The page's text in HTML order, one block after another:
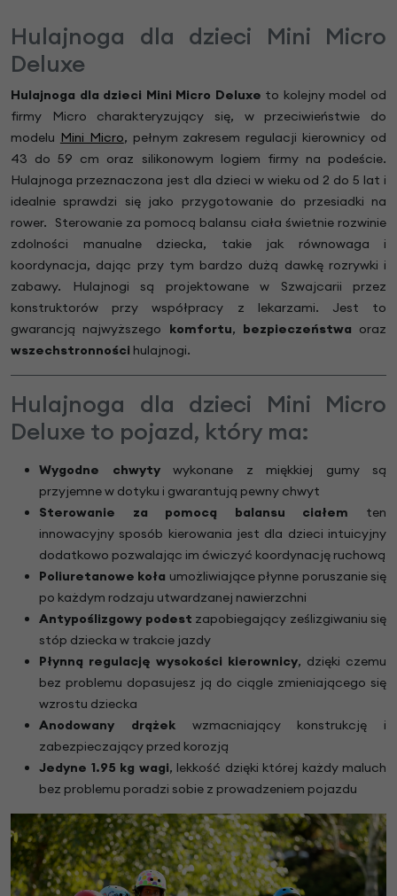
Hulajnoga dla dzieci Mini Micro
Deluxe
Hulajnoga dla dzieci Mini Micro Deluxe to kolejny model od
firmy Micro charakteryzujący się, w przeciwieństwie do
modelu Mini Micro, pełnym zakresem regulacji kierownicy od
43 do 59 cm oraz silikonowym logiem firmy na podeście.
Hulajnoga przeznaczona jest dla dzieci w wieku od 2 do 5 lat i
idealnie sprawdzi się jako przygotowanie do przesiadki na
rower. Sterowanie za pomocą balansu ciała świetnie rozwinie
zdolności manualne dziecka, takie jak równowaga i
koordynacja, dając przy tym bardzo dużą dawkę rozrywki i
zabawy. Hulajnogi są projektowane w Szwajcarii przez
konstruktorów przy współpracy z lekarzami. Jest to
gwarancją najwyższego komfortu, bezpieczeństwa oraz
wszechstronności hulajnogi.
Hulajnoga dla dzieci Mini Micro
Deluxe to pojazd, który ma:
Wygodne chwytywykonane z miękkiej gumy są
przyjemne w dotyku i gwarantują pewny chwyt
Sterowanie za pomocą balansu ciałem ten
innowacyjny sposób kierowania jest dla dzieci intuicyjny
dodatkowo pozwalając im ćwiczyć koordynację ruchową
Poliuretanowe koła umożliwiające płynne poruszanie się
po każdym rodzaju utwardzanej nawierzchni
Antypoślizgowy podest zapobiegający ześlizgiwaniu się
stóp dziecka w trakcie jazdy
Płynną regulację wysokości kierownicy, dzięki czemu
bez problemu dopasujesz ją do ciągle zmieniającego się
wzrostu dziecka
Anodowany drążek wzmacniający konstrukcję i
zabezpieczający przed korozją
Jedyne 1.95 kg wagi, lekkość dzięki której każdy maluch
bez problemu poradzi sobie z prowadzeniem pojazdu